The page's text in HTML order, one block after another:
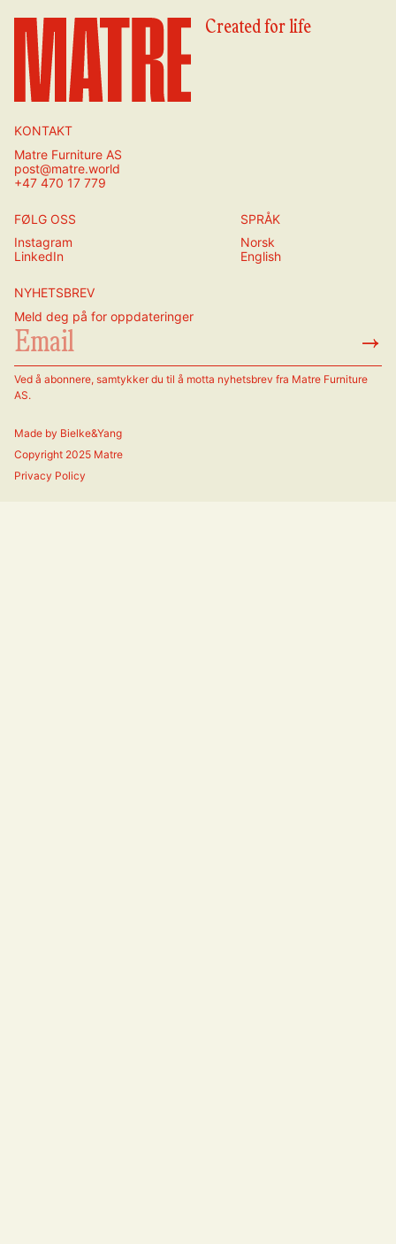
Created for life
KONTAKT
Matre Furniture AS
post@matre.world
+47 470 17 779
FØLG OSS
Instagram
LinkedIn
SPRÅK
Norsk
English
NYHETSBREV
Meld deg på for oppdateringer
→
Made by Bielke&Yang
Privacy Policy
Copyright 2025 Matre
Ved å abonnere, samtykker du til å motta nyhetsbrev fra Matre Furniture
AS.